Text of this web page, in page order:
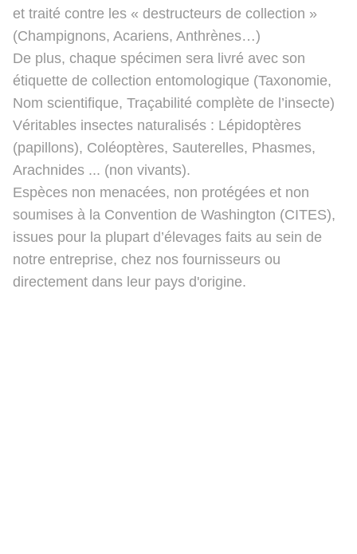
et traité contre les « destructeurs de collection »
(Champignons, Acariens, Anthrènes…)
De plus, chaque spécimen sera livré avec son
étiquette de collection entomologique (Taxonomie,
Nom scientifique, Traçabilité complète de l’insecte)
Véritables insectes naturalisés : Lépidoptères
(papillons), Coléoptères, Sauterelles, Phasmes,
Arachnides ... (non vivants).
Espèces non menacées, non protégées et non
soumises à la Convention de Washington (CITES),
issues pour la plupart d’élevages faits au sein de
notre entreprise, chez nos fournisseurs ou
directement dans leur pays d'origine.